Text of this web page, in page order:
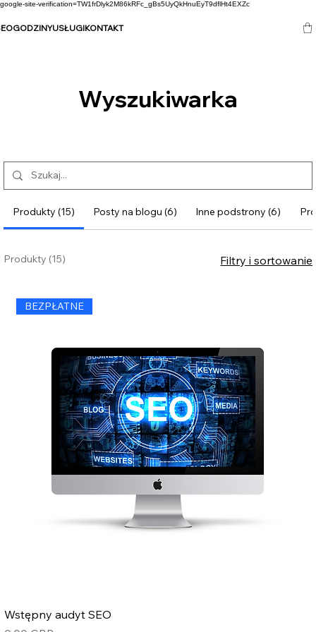
google-site-verification=TW1frDlyk2M86kRFc_gBs5UyQkHnuEyT9dflHt4EXZc
GODZINYUSŁUGIKONTAKT
Wyszukiwarka
Produkty (15) Posty na blogu (6) Inne podstrony (6)
Produkty (15) Filtry i sortowanie
BEZPŁATNE
Wstępny audyt SEO